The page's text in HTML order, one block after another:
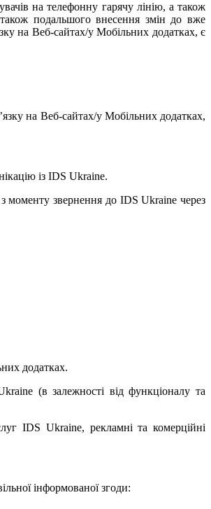
на телефонну гарячу лінію, а також
подальшого внесення змін до вже
на Веб-сайтах/у Мобільних додатках, є
на Веб-сайтах/у Мобільних додатках,
із IDS Ukraine.
моменту звернення до IDS Ukraine через
додатках.
(в залежності від функціоналу та
IDS Ukraine, рекламні та комерційні
інформованої згоди: